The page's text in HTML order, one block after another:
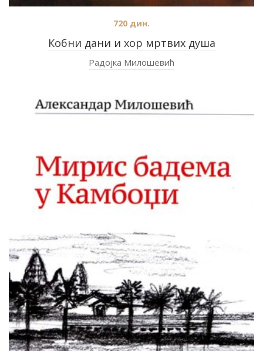
Кобни дани и хор мртвих душа
720 дин.
Радојка Милошевић